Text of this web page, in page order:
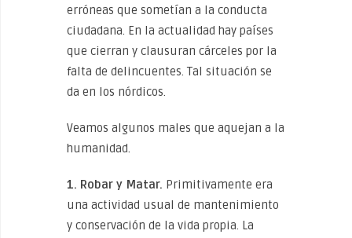
erróneas que sometían a la conducta
ciudadana. En la actualidad hay países
que cierran y clausuran cárceles por la
falta de delincuentes. Tal situación se
da en los nórdicos.
Veamos algunos males que aquejan a la
humanidad.
1. Robar y Matar. Primitivamente era
una actividad usual de mantenimiento
y conservación de la vida propia. La